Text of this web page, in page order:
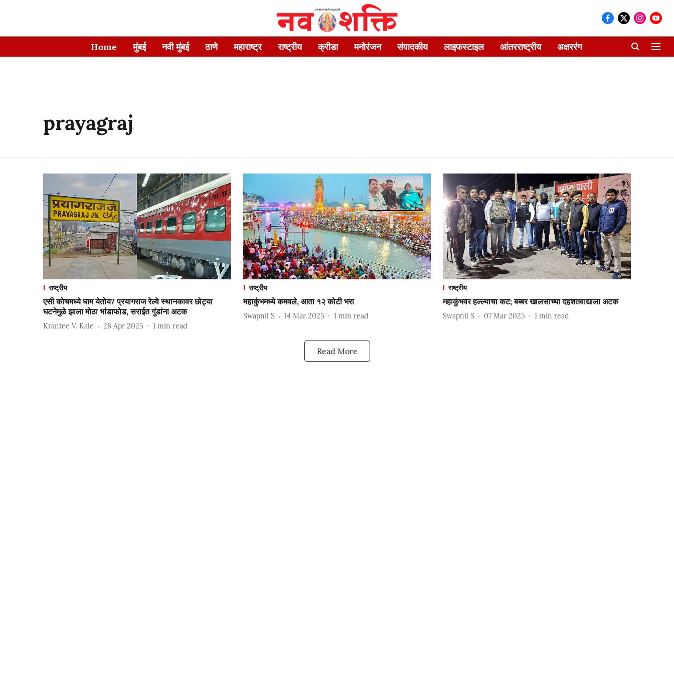
Home मुंबई नवी मुंबई ठाणे महाराष्ट्र राष्ट्रीय क्रीडा मनोरंजन संपादकीय लाइफस्टाइल आंतरराष्ट्रीय अक्षररंग
prayagraj
राष्ट्रीय
एसी कोचमध्ये घाम येतोय? प्रयागराज रेल्वे स्थानकावर छोट्या
घटनेमुळे झाला मोठा भांडाफोड, सराईत गुंडांना अटक
Krantee V. Kale 28 Apr 2025 1 min read
राष्ट्रीय
महाकुंभमध्ये कमवले, आता १२ कोटी भरा
Swapnil S 14 Mar 2025 1 min read
राष्ट्रीय
महाकुंभवर हल्ल्याचा कट; बब्बर खालसाच्या दहशतवाद्याला अटक
Swapnil S 07 Mar 2025 1 min read
Read More